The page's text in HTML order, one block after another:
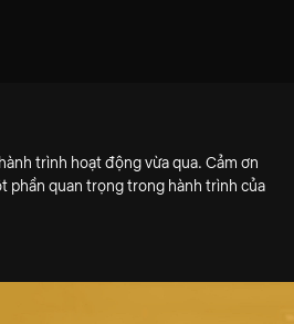
trình hoạt động vừa qua. Cảm ơn
phần quan trọng trong hành trình của